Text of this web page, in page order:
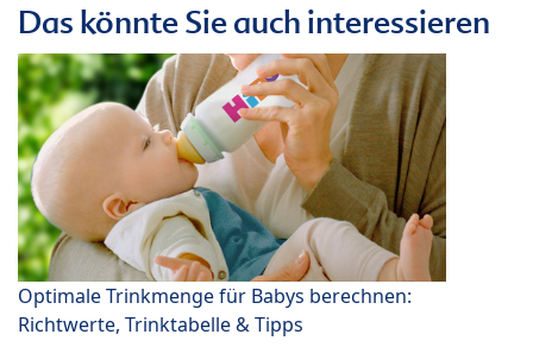
Das könnte Sie auch interessieren
Optimale Trinkmenge für Babys berechnen:
Richtwerte, Trinktabelle & Tipps